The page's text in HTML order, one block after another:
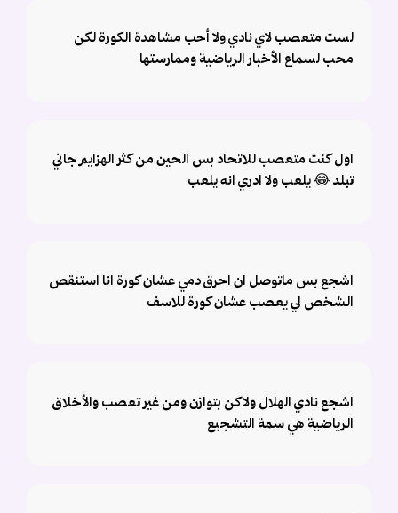
لست متعصب لاي نادي ولا أحب مشاهدة الكورة لكن
محب لسماع الأخبار الرياضية وممارستها
اول كنت متعصب للاتحاد بس الحين من كثر الهزايم جاني
تبلد 😂 يلعب ولا ادري انه يلعب
اشجع بس ماتوصل ان احرق دمي عشان كورة انا استنقص
الشخص لي يعصب عشان كورة للاسف
اشجع نادي الهلال ولاكن بتوازن ومن غير تعصب والأخلاق
الرياضية هي سمة التشجيع